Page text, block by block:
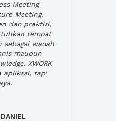
Meeting
Meeting.
dan praktisi,
tempat
sebagai wadah
maupun
XWORK
aplikasi, tapi
DANIEL